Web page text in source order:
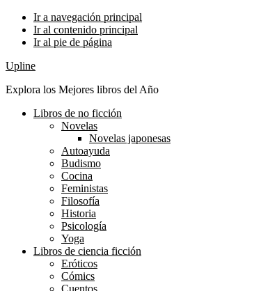
Ir a navegación principal
Ir al contenido principal
Ir al pie de página
Upline
Explora los Mejores libros del Año
Libros de no ficción
Novelas
Novelas japonesas
Autoayuda
Budismo
Cocina
Feministas
Filosofía
Historia
Psicología
Yoga
Libros de ciencia ficción
Eróticos
Cómics
Cuentos